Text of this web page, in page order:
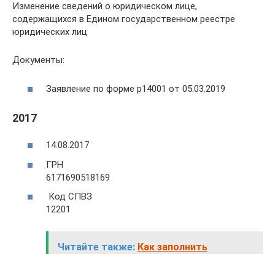
Изменение сведений о юридическом лице,
содержащихся в Едином государственном реестре
юридических лиц
Документы:
Заявление по форме р14001 от 05.03.2019
2017
14.08.2017
ГРН
6171690518169
Код СПВЗ
12201
Читайте также: Как заполнить